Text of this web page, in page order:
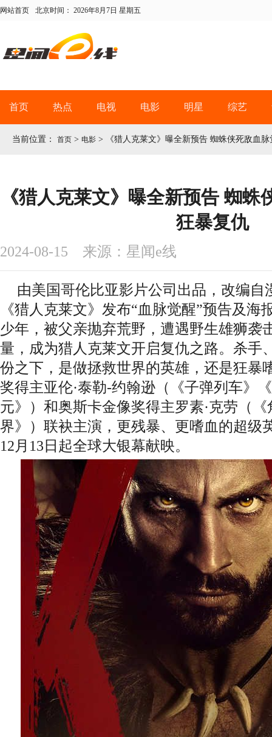
网站首页 北京时间： 2026年8月7日 星期五
首页 热点 电视 电影 明星 综艺
当前位置： 首页 > 电影 > 《猎人克莱文》曝全新预告 蜘蛛侠死敌血
《猎人克莱文》曝全新预告 蜘蛛
狂暴复仇
2024-08-15 来源：星闻e线
由美国哥伦比亚影片公司出品，改编自
《猎人克莱文》发布“血脉觉醒”预告及海
少年，被父亲抛弃荒野，遭遇野生雄狮袭
量，成为猎人克莱文开启复仇之路。杀手
份之下，是做拯救世界的英雄，还是狂暴
奖得主亚伦·泰勒-约翰逊（《子弹列车》
元》）和奥斯卡金像奖得主罗素·克劳（
界》）联袂主演，更残暴、更嗜血的超级
12月13日起全球大银幕献映。